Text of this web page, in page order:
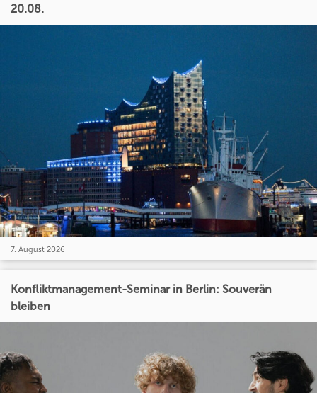
20.08.
7. August 2026
Konfliktmanagement-Seminar in Berlin: Souverän
bleiben